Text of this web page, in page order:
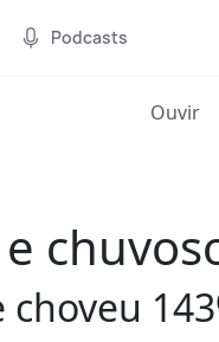
Podcasts
Ouvir